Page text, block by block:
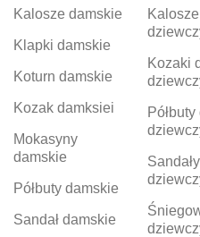
Kalosze damskie
Klapki damskie
Koturn damskie
Kozak damksiei
Mokasyny
damskie
Półbuty damskie
Sandał damskie
Kozaki
Półbuty